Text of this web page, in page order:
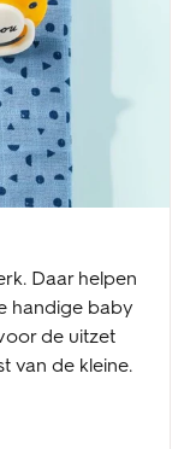
Daar helpen
handige baby
de uitzet
van de kleine.